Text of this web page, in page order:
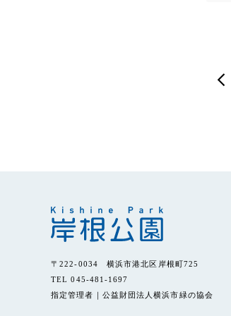
〒222-0034 横浜市港北区岸根町725
TEL 045-481-1697
指定管理者｜公益財団法人横浜市緑の協会